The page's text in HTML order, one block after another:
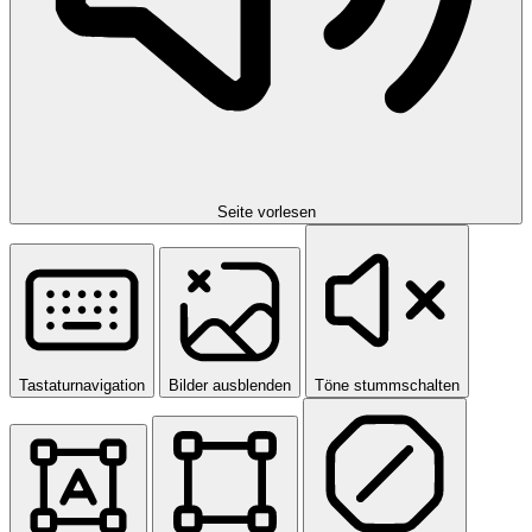
Seite vorlesen
Tastaturnavigation Bilder ausblenden Töne stummschalten